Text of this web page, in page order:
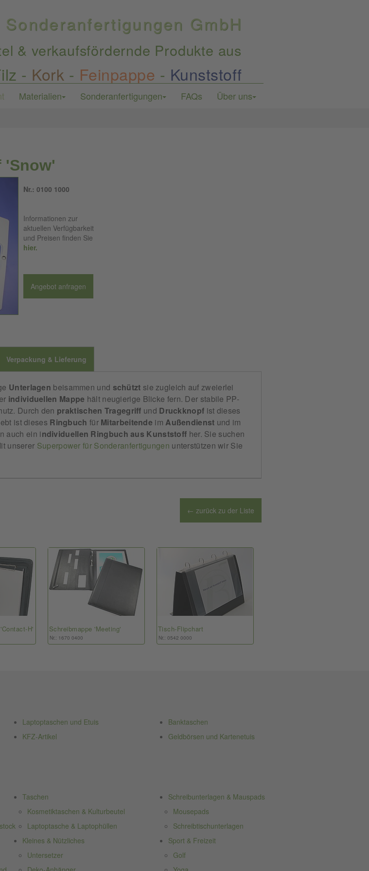
GmbH
& verkaufsfördernde Produkte aus
- Kork - Feinpappe - Kunststoff
Materialien Sonderanfertigungen FAQs Über uns
'Snow'
Nr.: 0100 1000
Informationen zur
aktuellen Verfügbarkeit
und Preisen finden Sie
hier.
Angebot anfragen
Verpackung & Lieferung
Unterlagen beisammen und schützt sie zugleich auf zweierlei
individuellen Mappe hält neugierige Blicke fern. Der stabile PP-
Durch den praktischen Tragegriff und Druckknopf ist dieses
ist dieses Ringbuch für Mitarbeitende imAußendienst und im
auch ein individuellen Ringbuch aus Kunststoff her. Sie suchen
unserer Superpower für Sonderanfertigungen unterstützen wir Sie
← zurück zu der Liste
H' Schreibmappe 'Meeting'
Nr.: 1670 0400
Tisch-Flipchart
Nr.: 0542 0000
Laptoptaschen und Etuis
Banktaschen
KFZ-Artikel
Geldbörsen und Kartenetuis
Taschen
Kosmetiktaschen & Kulturbeutel
Laptoptasche & Laptophüllen
Schreibunterlagen & Mauspads
Mousepads
Schreibtischunterlagen
Kleines & Nützliches
Untersetzer
Sport & Freizeit
Golf